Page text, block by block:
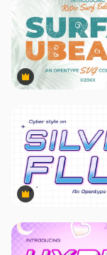
Premium
Premium